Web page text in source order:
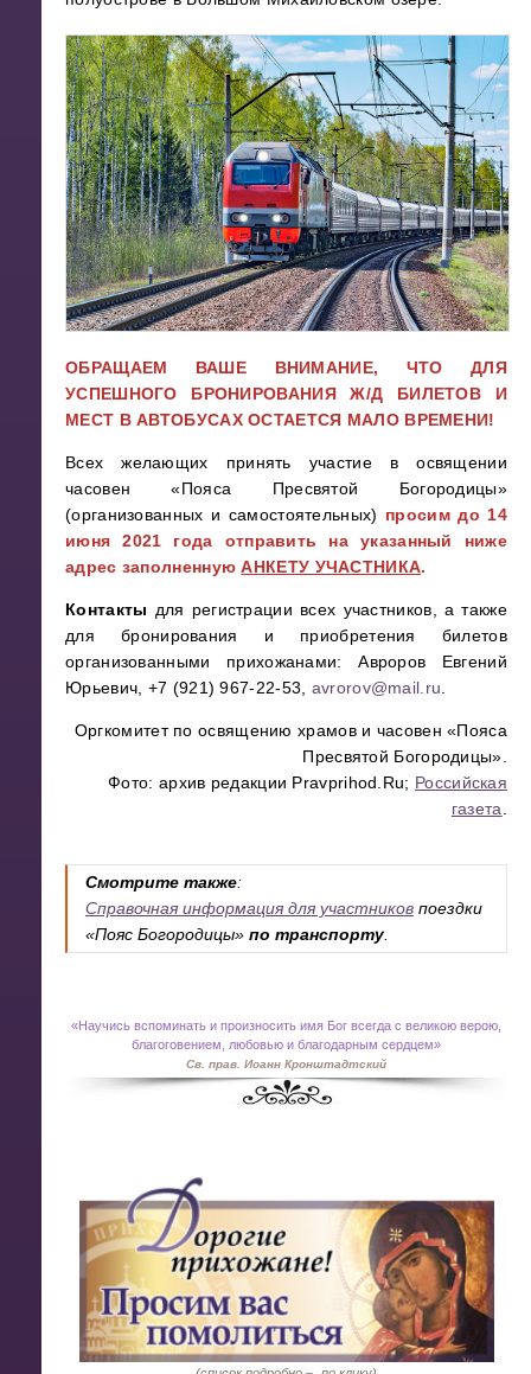
ОБРАЩАЕМ ВАШЕ ВНИМАНИЕ, ЧТО ДЛЯ
УСПЕШНОГО БРОНИРОВАНИЯ Ж/Д БИЛЕТОВ И
МЕСТ В АВТОБУСАХ ОСТАЕТСЯ МАЛО ВРЕМЕНИ!
Всех желающих принять участие в освящении
часовен «Пояса Пресвятой Богородицы»
(организованных и самостоятельных) просим до 14
июня 2021 года отправить на указанный ниже
адрес заполненнуюАНКЕТУ УЧАСТНИКА.
Контакты для регистрации всех участников, а также
для бронирования и приобретения билетов
организованными прихожанами:
Авроров Евгений
Юрьевич, +7 (921) 967-22-53, avrorov@mail.ru
Оргкомитет по освящению храмов и часовен «Пояса
Пресвятой Богородицы».
Фото: архив редакции Pravprihod.Ru; Российская
газета
Смотрите также:
Справочная информация для участников поездки
«Пояс Богородицы» по транспорту.
«Научись вспоминать и произносить имя Бог всегда с великою верою,
благоговением, любовью и благодарным сердцем»
Св. прав. Иоанн Кронштадтский